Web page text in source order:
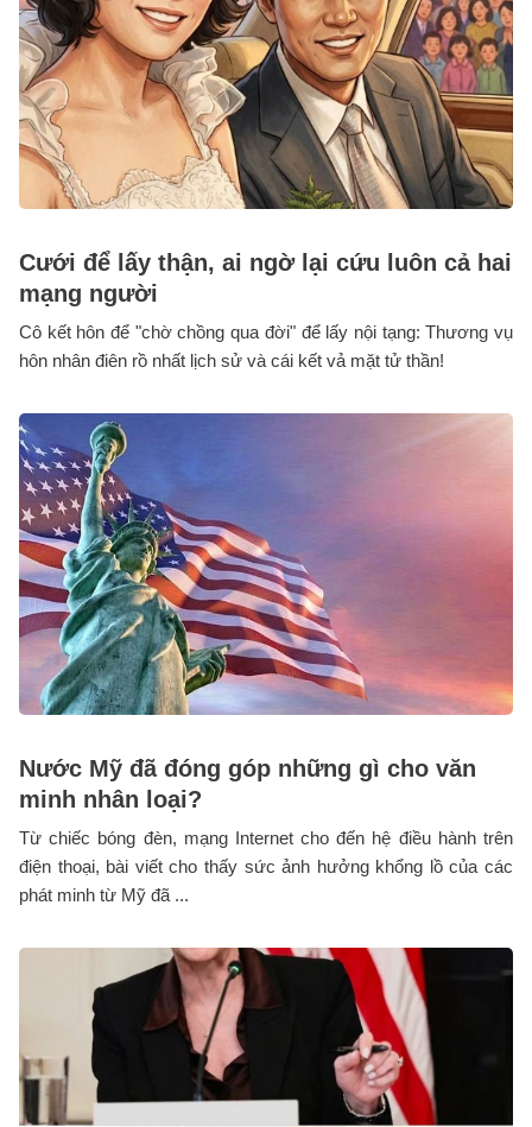
Cưới để lấy thận, ai ngờ lại cứu luôn cả hai
mạng người
Cô kết hôn để "chờ chồng qua đời" để lấy nội tạng: Thương vụ
hôn nhân điên rồ nhất lịch sử và cái kết vả mặt tử thần!
Nước Mỹ đã đóng góp những gì cho văn
minh nhân loại?
Từ chiếc bóng đèn, mạng Internet cho đến hệ điều hành trên
điện thoại, bài viết cho thấy sức ảnh hưởng khổng lồ của các
phát minh từ Mỹ đã ...